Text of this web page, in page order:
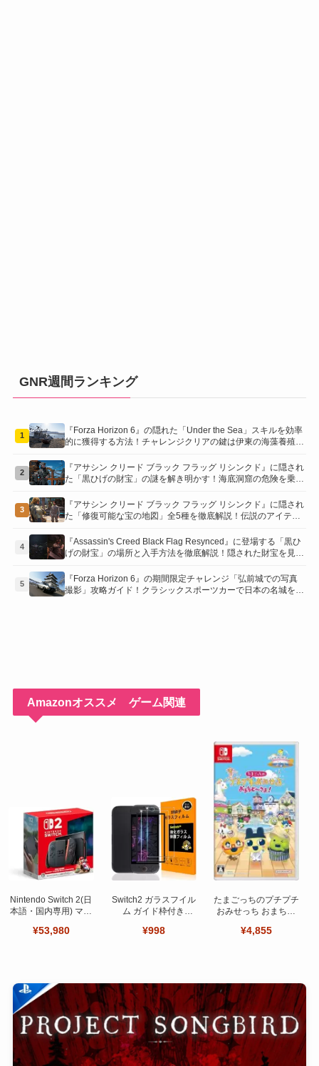
GNR週間ランキング
1
『Forza Horizon 6』の隠れた「Under the Sea」スキルを効率
的に獲得する方法！チャレンジクリアの鍵は伊東の海藻養殖場
2
『アサシン クリード ブラック フラッグ リシンクド』に隠され
た「黒ひげの財宝」の謎を解き明かす！海底洞窟の危険を乗り
3
『アサシン クリード ブラック フラッグ リシンクド』に隠され
た「修復可能な宝の地図」全5種を徹底解説！伝説のアイテム
コツを紹介！
4
『Assassin's Creed Black Flag Resynced』に登場する「黒ひ
げの財宝」の場所と入手方法を徹底解説！隠された財宝を見つ
5
『Forza Horizon 6』の期間限定チャレンジ「弘前城での写真
撮影」攻略ガイド！クラシックスポーツカーで日本の名城を駆
Amazonオススメ ゲーム関連
Nintendo Switch 2(日
本語・国内専用) マリ
ット
¥53,980
Switch2 ガラスフイル
ム ガイド枠付き
ット 日本旭硝子製-高
¥998
たまごっちのプチプチ
おみせっち おまちど
¥4,855